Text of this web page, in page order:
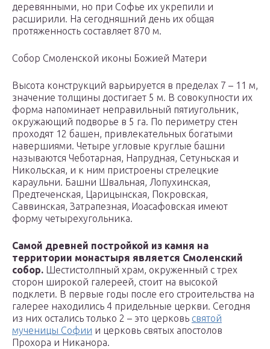
деревянными, но при Софье их укрепили и
расширили. На сегодняшний день их общая
протяженность составляет 870 м.
Собор Смоленской иконы Божией Матери
Высота конструкций варьируется в пределах 7 – 11 м,
значение толщины достигает 5 м. В совокупности их
форма напоминает неправильный пятиугольник,
окружающий подворье в 5 га. По периметру стен
проходят 12 башен, привлекательных богатыми
навершиями. Четыре угловые круглые башни
называются Чеботарная, Напрудная, Сетуньская и
Никольская, и к ним пристроены стрелецкие
караульни. Башни Швальная, Лопухинская,
Предтеченская, Царицынская, Покровская,
Саввинская, Затрапезная, Иоасафовская имеют
форму четырехугольника.
Самой древней постройкой из камня на
территории монастыря является Смоленский
собор. Шестистолпный храм, окруженный с трех
сторон широкой галереей, стоит на высокой
подклети. В первые годы после его строительства на
галерее находились 4 придельные церкви. Сегодня
из них остались только 2 – это церковь святой
мученицы Софии и церковь святых апостолов
Прохора и Никанора.